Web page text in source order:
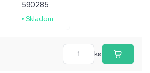
590285
Skladom
ks